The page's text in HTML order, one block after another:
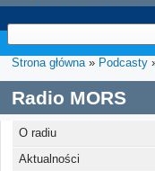
Strona główna» Podcasty
Radio MORS
O radiu
Aktualności